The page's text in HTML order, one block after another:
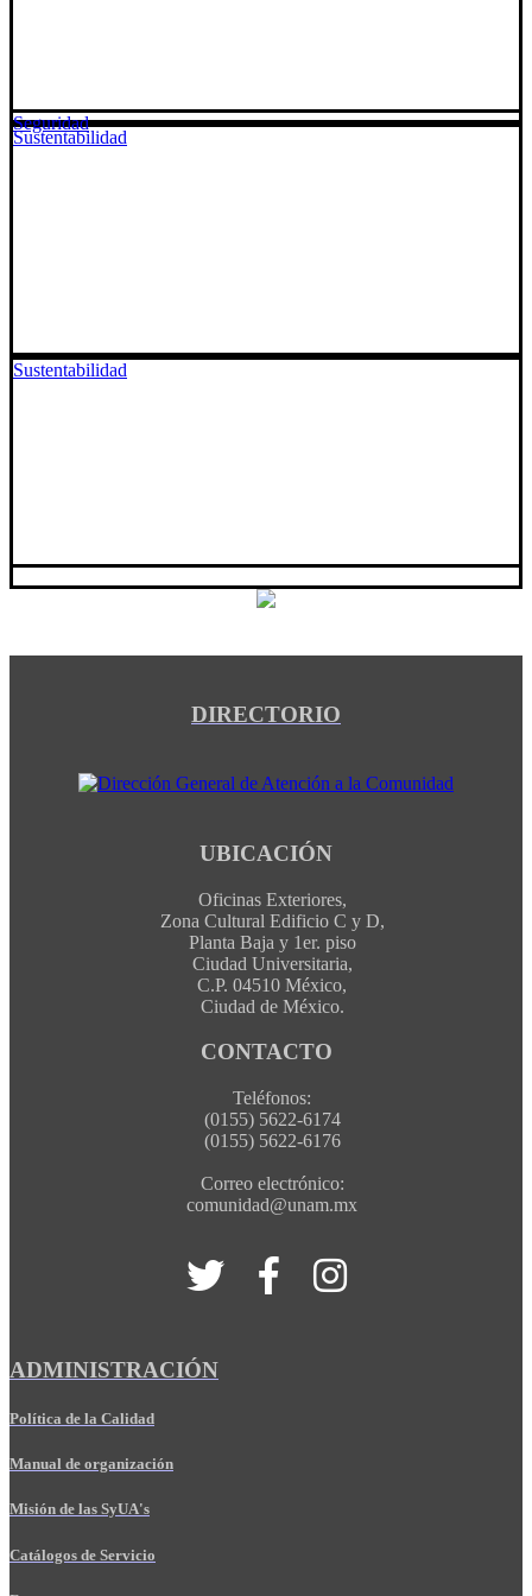
Sustentabilidad
Sustentabilidad
Seguridad
DIRECTORIO
UBICACIÓN
Oficinas Exteriores,
Zona Cultural Edificio C y D,
Planta Baja y 1er. piso
Ciudad Universitaria,
C.P. 04510 México,
Ciudad de México.
CONTACTO
Teléfonos:
(0155) 5622-6174
(0155) 5622-6176
Correo electrónico:
comunidad@unam.mx
ADMINISTRACIÓN
Política de la Calidad
Manual de organización
Misión de las SyUA's
Catálogos de Servicio